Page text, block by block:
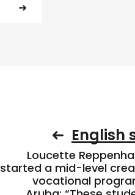
English
Loucette
started a mid-level
vocational